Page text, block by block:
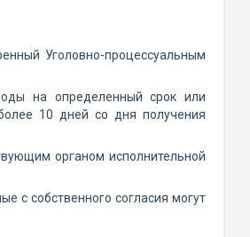
Уголовно-процессуальным
на определенный срок или
10 дней со дня получения
органом исполнительной
с собственного согласия могут